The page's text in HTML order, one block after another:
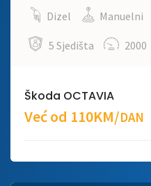
Dizel Manuelni
5 Sjedišta 2000
Škoda OCTAVIA
Već od 110KM/DAN